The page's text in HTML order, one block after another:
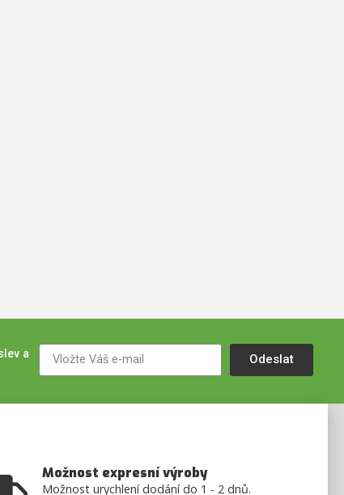
a
Odeslat
Možnost expresní výroby
Možnost urychlení dodání do 1 - 2 dnů.